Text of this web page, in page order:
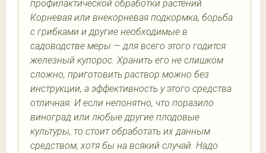
профилактической обработки растений.
Корневая или внекорневая подкормка, борьба
с грибками и другие необходимые в
садоводстве меры — для всего этого годится
железный купорос. Хранить его не слишком
сложно, приготовить раствор можно без
инструкции, а эффективность у этого средства
отличная. И если непонятно, что поразило
виноград или любые другие плодовые
культуры, то стоит обработать их данным
средством, хотя бы на всякий случай. Надо